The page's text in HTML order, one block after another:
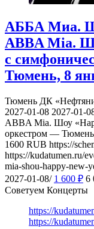
АББА Миа.
ABBA Mia.
с
Тюмень, 8
Тюмень ДК
2027-01-08 2027-01-
ABBA Mia. Шоу
оркестром —
1600 RUB https://
https://kudatumen.ru/
mia-shou-happy-new-
2027-01-08/ 1 600 ₽ 6
Советуем Концерты
https://
https://